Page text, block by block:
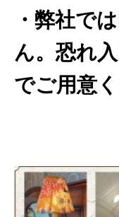
・弊社で
ん。恐れ
でご用意く